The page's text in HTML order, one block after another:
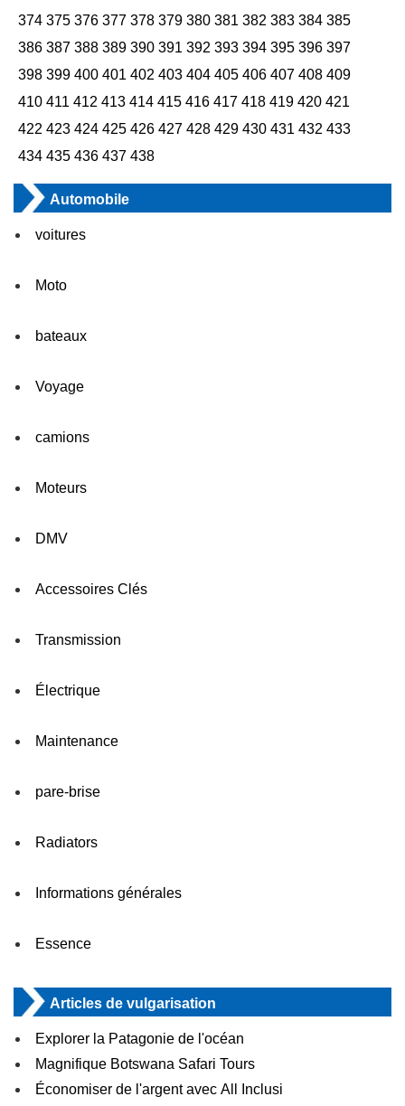
374 375 376 377 378 379 380 381 382 383 384 385
386 387 388 389 390 391 392 393 394 395 396 397
398 399 400 401 402 403 404 405 406 407 408 409
410 411 412 413 414 415 416 417 418 419 420 421
422 423 424 425 426 427 428 429 430 431 432 433
434 435 436 437 438
Automobile
voitures
Moto
bateaux
Voyage
camions
Moteurs
DMV
Accessoires Clés
Transmission
Électrique
Maintenance
pare-brise
Radiators
Informations générales
Essence
Articles de vulgarisation
Explorer la Patagonie de l'océan
Magnifique Botswana Safari Tours
Économiser de l'argent avec All Inclusi